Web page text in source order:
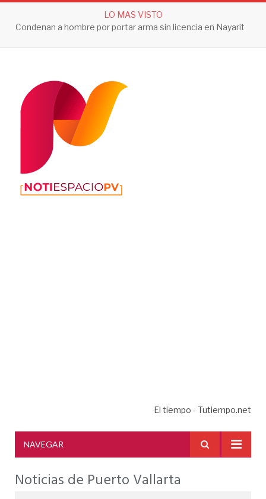
LO MAS VISTO
Condenan a hombre por portar arma sin licencia en Nayarit
El tiempo - Tutiempo.net
NAVEGAR
Noticias de Puerto Vallarta